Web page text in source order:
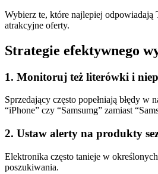
Wybierz te, które najlepiej odpowiadają
atrakcyjne oferty.
Strategie efektywnego
1. Monitoruj też literówki i
Sprzedający często popełniają błędy
“iPhone” czy “Samsumg” zamiast
2. Ustaw alerty na produkty
Elektronika często tanieje w
poszukiwania.